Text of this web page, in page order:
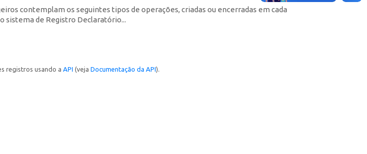
contemplam os seguintes tipos de operações, criadas ou encerradas em cada
sistema de Registro Declaratório...
registros usando a API (veja Documentação da API).